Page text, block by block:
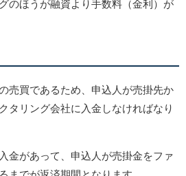
のほうが融資より手数料（金利）が
売買であるため、申込人が売掛先か
タリング会社に入金しなければなり
金があって、申込人が売掛金をファ